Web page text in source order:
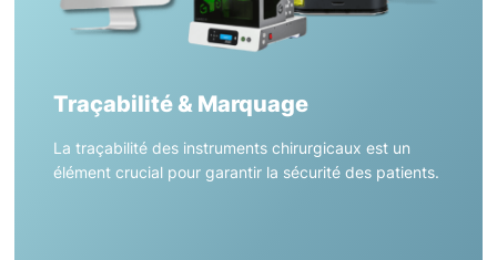
Traçabilité & Marquage
La traçabilité des instruments chirurgicaux est un
élément crucial pour garantir la sécurité des patients.